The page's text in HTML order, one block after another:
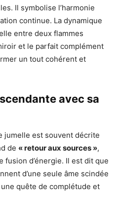
Il symbolise l’harmonie
continue. La dynamique
entre deux flammes
et le parfait complément
un tout cohérent et
avec sa
jumelle est souvent décrite
de « retour aux sources »,
fusion d’énergie. Il est dit que
d’une seule âme scindée
quête de complétude et